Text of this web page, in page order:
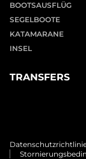
BOOTSAUSFLÜG
SEGELBOOTE
KATAMARANE
INSEL
TRANSFERS